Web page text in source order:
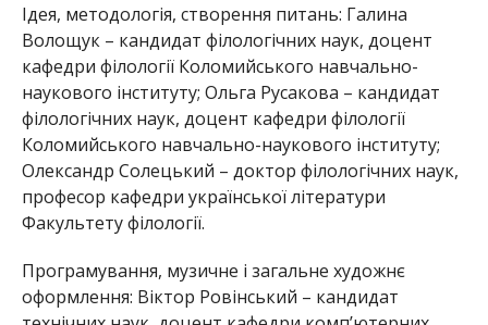
Ідея, методологія, створення питань: Галина
Волощук – кандидат філологічних наук, доцент
кафедри філології Коломийського навчально-
наукового інституту; Ольга Русакова – кандидат
філологічних наук, доцент кафедри філології
Коломийського навчально-наукового інституту;
Олександр Солецький – доктор філологічних наук,
професор кафедри української літератури
Факультету філології.
Програмування, музичне і загальне художнє
оформлення: Віктор Ровінський – кандидат